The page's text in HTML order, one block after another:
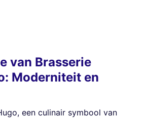
van Brasserie
Moderniteit en
een culinair symbool van